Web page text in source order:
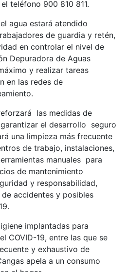
teléfono 900 810 811.
agua estará atendido
de guardia y retén,
en controlar el nivel de
Depuradora de Aguas
y realizar tareas
en las redes de
las medidas de
el desarrollo seguro
una limpieza más frecuente
de trabajo, instalaciones,
manuales para
de mantenimiento
y responsabilidad,
accidentes y posibles
implantadas para
COVID-19, entre las que se
y exhaustivo de
apela a un consumo